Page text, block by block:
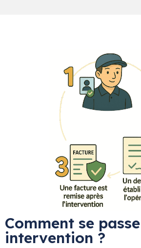
Comment se
intervention ?